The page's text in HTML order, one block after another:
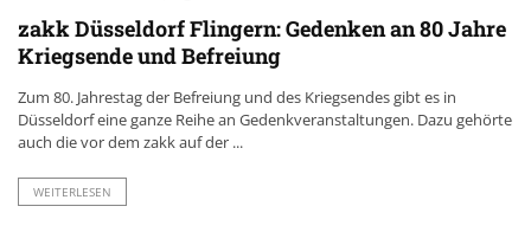
zakk Düsseldorf Flingern: Gedenken an 80 Jahre
Kriegsende und Befreiung
Zum 80. Jahrestag der Befreiung und des Kriegsendes gibt es in
Düsseldorf eine ganze Reihe an Gedenkveranstaltungen. Dazu gehörte
auch die vor dem zakk auf der ...
WEITERLESEN